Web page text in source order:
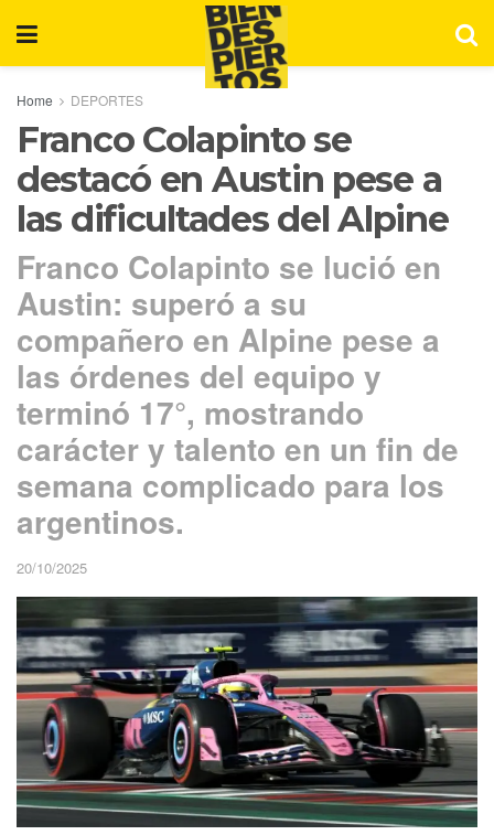
Home DEPORTES
Franco Colapinto se
destacó en Austin pese a
las dificultades del Alpine
Franco Colapinto se lució en
Austin: superó a su
compañero en Alpine pese a
las órdenes del equipo y
terminó 17°, mostrando
carácter y talento en un fin de
semana complicado para los
argentinos.
20/10/2025